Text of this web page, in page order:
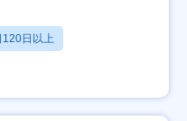
120日以上